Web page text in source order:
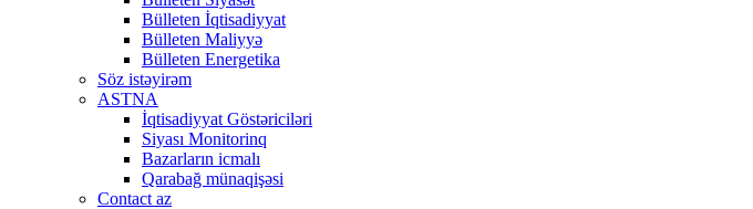
Bülleten İqtisadiyyat
Bülleten Maliyyə
Bülleten Energetika
Söz istəyirəm
ASTNA
İqtisadiyyat Göstəriciləri
Siyası Monitorinq
Bazarların icmalı
Qarabağ münaqişəsi
Contact az